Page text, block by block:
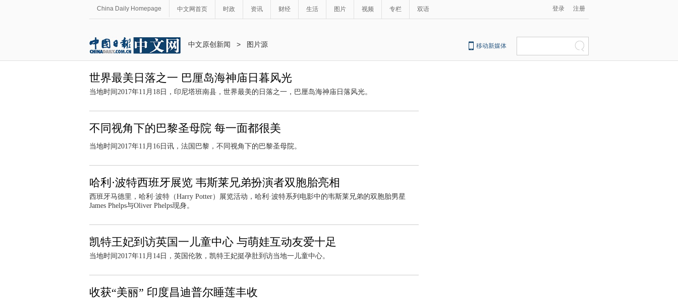
China Daily Homepage 中文网首页 时政 资讯 财经 生活 图片 视频 专栏 双语 登录 注册
中文原创新闻 > 图片源 移动新媒体
世界最美日落之一 巴厘岛海神庙日暮风光
当地时间2017年11月18日，印尼塔班南县，世界最美的日落之一，巴厘岛海神庙日落风光。
不同视角下的巴黎圣母院 每一面都很美
当地时间2017年11月16日讯，法国巴黎，不同视角下的巴黎圣母院。
哈利·波特西班牙展览 韦斯莱兄弟扮演者双胞胎亮相
西班牙马德里，哈利·波特（Harry Potter）展览活动，哈利·波特系列电影中的韦斯莱兄弟的双胞胎男星
James Phelps与Oliver Phelps现身。
凯特王妃到访英国一儿童中心 与萌娃互动友爱十足
当地时间2017年11月14日，英国伦敦，凯特王妃挺孕肚到访当地一儿童中心。
收获“美丽” 印度昌迪普尔睡莲丰收